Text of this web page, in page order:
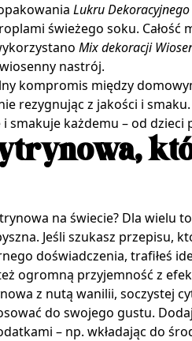
Lukru
świeżego soku. Całość
Mix dekoracji
nastrój.
kompromis między
rezygnując z jakości i
smakuje każdemu – od dzieci
na świecie? Dla wielu to
Jeśli szukasz przepisu,
doświadczenia, trafiłeś
ogromną przyjemność z
z nutą wanilii, soczystej
do swojego gustu.
– np. wkładając do